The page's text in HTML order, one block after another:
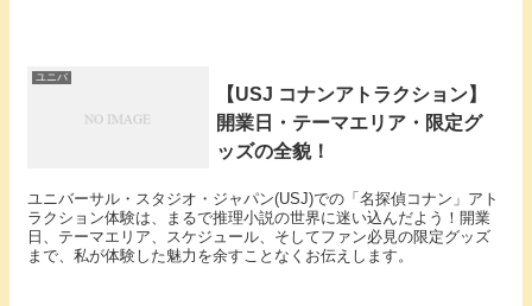
ユニバ
【USJ コナンアトラクション】
開業日・テーマエリア・限定グ
ッズの全貌！
ユニバーサル・スタジオ・ジャパン(USJ)での「名探偵コナン」アト
ラクション体験は、まるで推理小説の世界に迷い込んだよう！開業
日、テーマエリア、スケジュール、そしてファン必見の限定グッズ
まで、私が体験した魅力を余すことなくお伝えします。